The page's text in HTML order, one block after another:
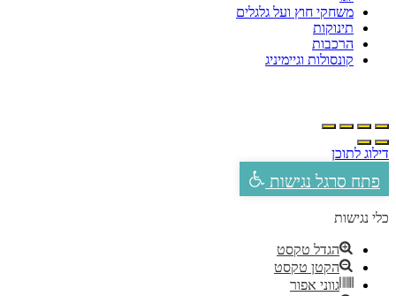
משחקי חוץ ועל גלגלים
תינוקות
הרכבות
קונסולות וגיימיניג
לתוכן
פתח סרגל נגישות
נגישות
הגדל טקסט
הקטן טקסט
גווני אפור